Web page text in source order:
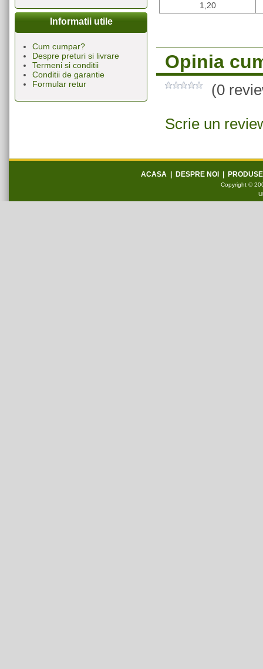
Informatii utile
Cum cumpar?
Despre preturi si livrare
Termeni si conditii
Conditii de garantie
Formular retur
1,20
Opinia
(0
Scrie un
ACASA DESPRE NOI
Copyright ©